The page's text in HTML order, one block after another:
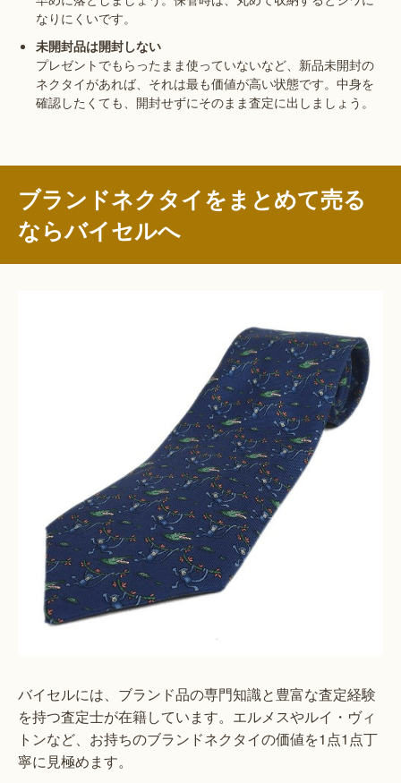
なりにくいです。
未開封品は開封しない
プレゼントでもらったまま使っていないなど、新品未開封の
ネクタイがあれば、それは最も価値が高い状態です。中身を
確認したくても、開封せずにそのまま査定に出しましょう。
ブランドネクタイをまとめて売る
ならバイセルへ
バイセルには、ブランド品の専門知識と豊富な査定経験
を持つ査定士が在籍しています。エルメスやルイ・ヴィ
トンなど、お持ちのブランドネクタイの価値を1点1点丁
寧に見極めます。